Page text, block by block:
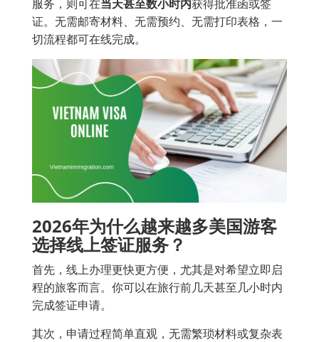
服务，则可在当天甚至数小时内获得批准函或签
证。无需邮寄材料、无需预约、无需打印表格，一
切流程都可在线完成。
2026年为什么越来越多美国游客
选择线上签证服务？
首先，线上办理更快更方便，尤其是对希望立即启
程的旅客而言。你可以在旅行前几天甚至几小时内
完成签证申请。
其次，申请过程简单直观，无需繁琐材料或复杂表